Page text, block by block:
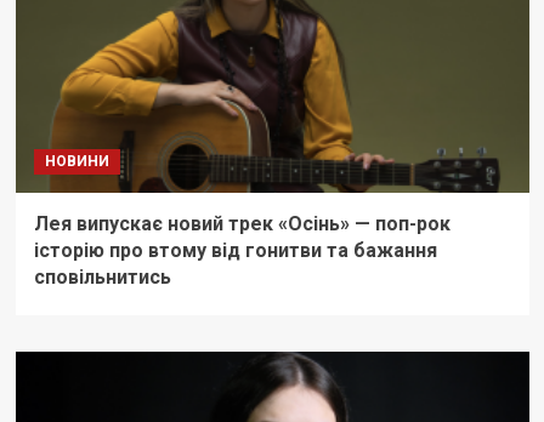
НОВИНИ
Лея випускає новий трек «Осінь» — поп-рок
історію про втому від гонитви та бажання
сповільнитись